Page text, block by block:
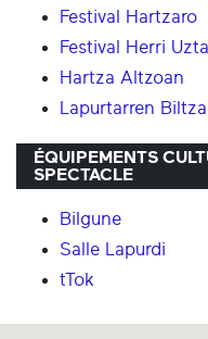
Festival Hartzaro
Festival Herri Uzta
Hartza Altzoan
Lapurtarren
ÉQUIPEMENTS
SPECTACLE
Bilgune
Salle Lapurdi
tTok